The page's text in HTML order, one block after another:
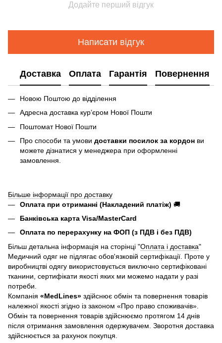
Додайте перший відгук
Написати відгук
Доставка Оплата Гарантія Повернення
Новою Поштою до відділення
Адресна доставка курʼєром Нової Пошти
Поштомат Нової Пошти
Про способи та умови доставки посилок за кордон ви
можете дізнатися у менеджера при оформленні
замовлення.
Більше інформації про доставку
Оплата при отриманні (Накладений платіж) 🚚
Банківська карта Visa/MasterCard
Оплата по перерахунку на ФОП (з ПДВ і без ПДВ)
Більш детальна інформація на сторінці "Оплата і доставка"
Медичний одяг не підлягає обов'язковій сертифікації. Проте у
виробництві одягу використовується виключно сертифіковані
тканини, сертифікати якості яких ми можемо надати у разі
потреби.
Компанія «MedLines» здійснює обмін та повернення товарів
належної якості згідно із законом «Про право споживачів».
Обмін та повернення товарів здійснюємо протягом 14 днів
після отримання замовлення одержувачем. Зворотня доставка
здійснюється за рахунок покупця.